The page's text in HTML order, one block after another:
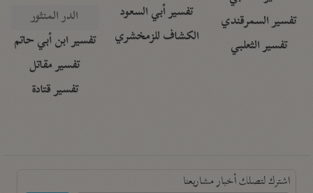
تفسير السمرقندي
تفسير الثعلبي
تفسير أبي السعود
الكشاف للزمخشري
الدر المنثور
تفسير ابن أبي حاتم
تفسير مقاتل
تفسير قتادة
اشترك لتصلك أخبار مشاريعنا